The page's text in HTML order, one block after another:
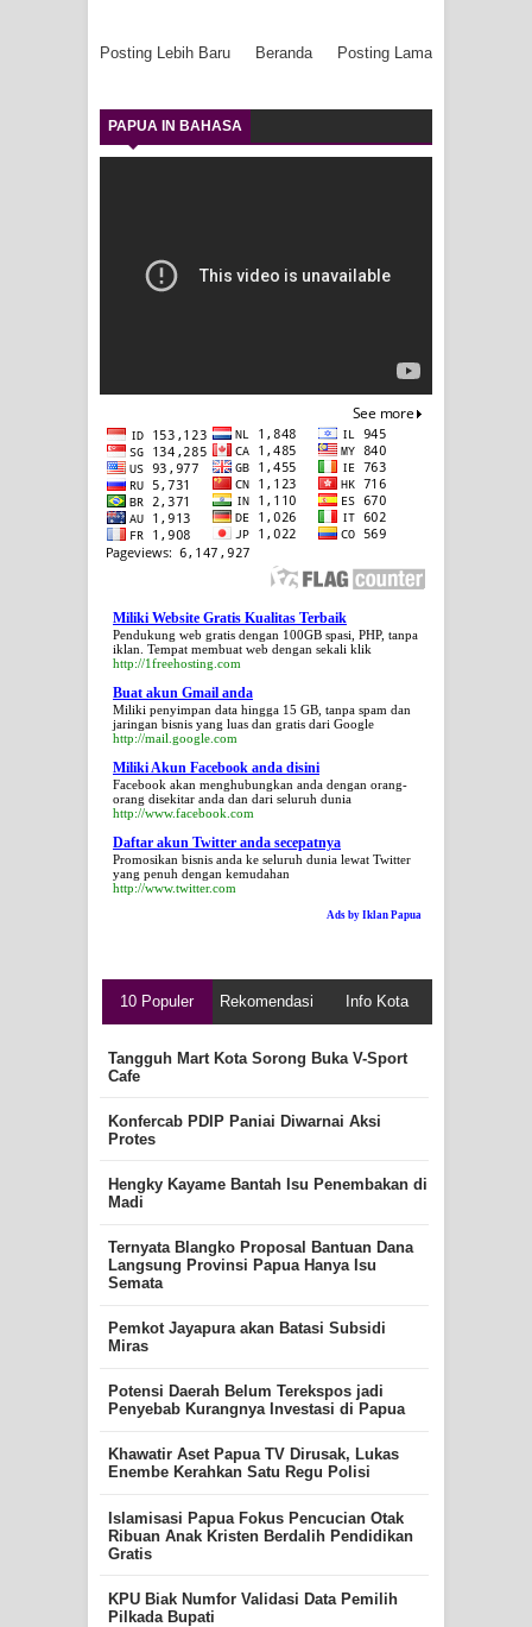
Posting Lebih Baru Posting Lama
Beranda
PAPUA IN BAHASA
Miliki Website Gratis Kualitas Terbaik
Pendukung web gratis dengan 100GB spasi, PHP, tanpa
iklan. Tempat membuat web dengan sekali klik
http://1freehosting.com
Buat akun Gmail anda
Miliki penyimpan data hingga 15 GB, tanpa spam dan
jaringan bisnis yang luas dan gratis dari Google
http://mail.google.com
Miliki Akun Facebook anda disini
Facebook akan menghubungkan anda dengan orang-
orang disekitar anda dan dari seluruh dunia
http://www.facebook.com
Daftar akun Twitter anda secepatnya
Promosikan bisnis anda ke seluruh dunia lewat Twitter
yang penuh dengan kemudahan
http://www.twitter.com
Ads by Iklan Papua
10 Populer Rekomendasi Info Kota
Tangguh Mart Kota Sorong Buka V-Sport
Cafe
Konfercab PDIP Paniai Diwarnai Aksi
Protes
Hengky Kayame Bantah Isu Penembakan di
Madi
Ternyata Blangko Proposal Bantuan Dana
Langsung Provinsi Papua Hanya Isu
Semata
Pemkot Jayapura akan Batasi Subsidi
Miras
Potensi Daerah Belum Terekspos jadi
Penyebab Kurangnya Investasi di Papua
Khawatir Aset Papua TV Dirusak, Lukas
Enembe Kerahkan Satu Regu Polisi
Islamisasi Papua Fokus Pencucian Otak
Ribuan Anak Kristen Berdalih Pendidikan
Gratis
KPU Biak Numfor Validasi Data Pemilih
Pilkada Bupati